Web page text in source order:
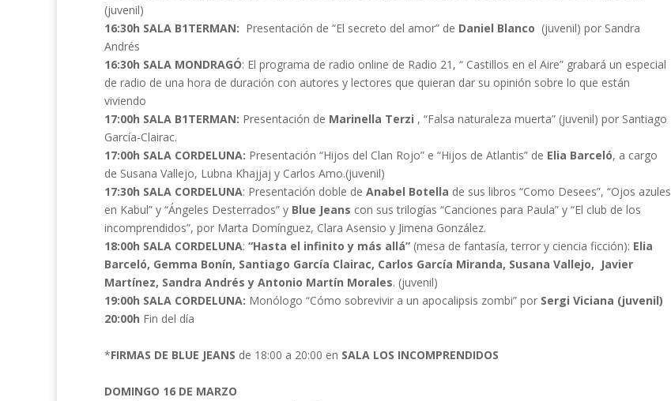
(juvenil)
16:30h SALA B1TERMAN: Presentación de “El secreto del amor” de Daniel Blanco (juvenil) por Sandra
Andrés
16:30h SALA MONDRAGÓ: El programa de radio online de Radio 21, “ Castillos en el Aire” grabará un especial
de radio de una hora de duración con autores y lectores que quieran dar su opinión sobre lo que están
viviendo
17:00h SALA B1TERMAN: Presentación de Marinella Terzi , “Falsa naturaleza muerta” (juvenil) por Santiago
García-Clairac.
17:00h SALA CORDELUNA: Presentación “Hijos del Clan Rojo” e “Hijos de Atlantis” de Elia Barceló, a cargo
de Susana Vallejo, Lubna Khajjaj y Carlos Amo.(juvenil)
17:30h SALA CORDELUNA: Presentación doble de Anabel Botella de sus libros “Como Desees”, “Ojos azules
en Kabul” y “Ángeles Desterrados” y Blue Jeans con sus trilogías “Canciones para Paula” y “El club de los
incomprendidos”, por Marta Domínguez, Clara Asensio y Jimena González.
18:00h SALA CORDELUNA: “Hasta el infinito y más allá” (mesa de fantasía, terror y ciencia ficción): Elia
Barceló, Gemma Bonín, Santiago García Clairac, Carlos García Miranda, Susana Vallejo, Javier
Martínez, Sandra Andrés y Antonio Martín Morales. (juvenil)
19:00h SALA CORDELUNA: Monólogo “Cómo sobrevivir a un apocalipsis zombi” por Sergi Viciana (juvenil)
20:00h Fin del día
*FIRMAS DE BLUE JEANS de 18:00 a 20:00 en SALA LOS INCOMPRENDIDOS
DOMINGO 16 DE MARZO